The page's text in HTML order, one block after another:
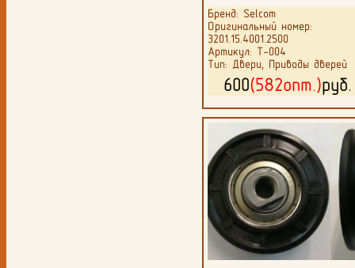
Бренд: Selcom
Оригинальный номер:
3201.15.4001.2500
Артикул: Т-004
Тип: Двери, Приводы дверей
600(582опт.)